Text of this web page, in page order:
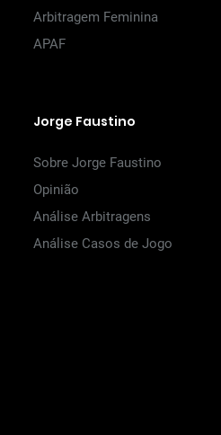
Arbitragem Feminina
APAF
Jorge Faustino
Sobre Jorge Faustino
Opinião
Análise Arbitragens
Análise Casos de Jogo